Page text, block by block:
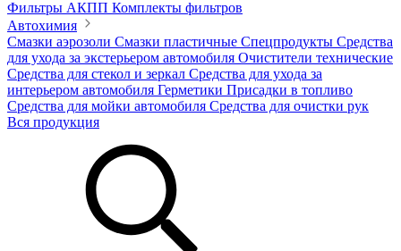
Фильтры АКПП Комплекты фильтров
Автохимия
Смазки аэрозоли Смазки пластичные Спецпродукты Средства
для ухода за экстерьером автомобиля Очистители технические
Средства для стекол и зеркал Средства для ухода за
интерьером автомобиля Герметики Присадки в топливо
Средства для мойки автомобиля Средства для очистки рук
Вся продукция